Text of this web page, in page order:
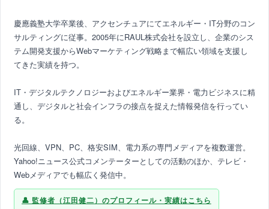
慶應義塾大学卒業後、アクセンチュアにてエネルギー・IT分野のコン
サルティングに従事。2005年にRAUL株式会社を設立し、企業のシス
テム開発支援からWebマーケティング戦略まで幅広い領域を支援し
てきた実績を持つ。
IT・デジタルテクノロジーおよびエネルギー業界・電力ビジネスに精
通し、デジタルと社会インフラの接点を捉えた情報発信を行ってい
る。
光回線、VPN、PC、格安SIM、電力系の専門メディアを複数運営。
Yahoo!ニュース公式コメンテーターとしての活動のほか、テレビ・
Webメディアでも幅広く発信中。
監修者（江田健二）のプロフィール・実績はこちら